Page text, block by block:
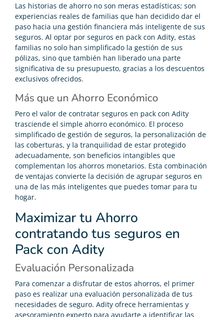
Las historias de ahorro no son meras estadísticas; son
experiencias reales de familias que han decidido dar el
paso hacia una gestión financiera más inteligente de sus
seguros. Al optar por seguros en pack con Adity, estas
familias no solo han simplificado la gestión de sus
pólizas, sino que también han liberado una parte
significativa de su presupuesto, gracias a los descuentos
exclusivos ofrecidos.
Más que un Ahorro Económico
Pero el valor de contratar seguros en pack con Adity
trasciende el simple ahorro económico. El proceso
simplificado de gestión de seguros, la personalización de
las coberturas, y la tranquilidad de estar protegido
adecuadamente, son beneficios intangibles que
complementan los ahorros monetarios. Esta combinación
de ventajas convierte la decisión de agrupar seguros en
una de las más inteligentes que puedes tomar para tu
hogar.
Maximizar tu Ahorro
contratando tus seguros en
Pack con Adity
Evaluación Personalizada
Para comenzar a disfrutar de estos ahorros, el primer
paso es realizar una evaluación personalizada de tus
necesidades de seguro. Adity ofrece herramientas y
asesoramiento experto para ayudarte a identificar las